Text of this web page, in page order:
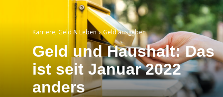
Karriere, Geld & Leben Geld ausgeben
Geld und Haushalt: Das
ist seit Januar 2022
anders